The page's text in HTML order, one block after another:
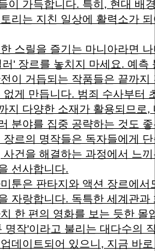
이 가득합니다. 특히, 현대 배
리는 지친 일상에 활력소가
스릴을 즐기는 마니아라면
' 장르를 놓치지 마세요. 예측
이 거듭되는 작품들은 끝까지
없게 만듭니다. 범죄 수사부터
지 다양한 소재가 활용되므로,
분야를 집중 공략하는 것도
장르의 명작들은 독자들에게
사건을 해결하는 과정에서 느
선사합니다.
툰은 판타지와 액션 장르에서
자랑합니다. 독특한 세계관과
한 편의 영화를 보는 듯한 몰
명작'이라고 불리는 대다수의
데이트되어 있으니, 지금 바